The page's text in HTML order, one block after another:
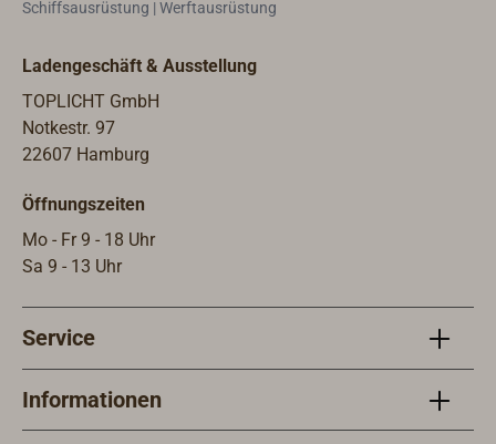
Schiffsausrüstung | Werftausrüstung
Ladengeschäft & Ausstellung
TOPLICHT GmbH
Notkestr. 97
22607 Hamburg
Öffnungszeiten
Mo - Fr 9 - 18 Uhr
Sa 9 - 13 Uhr
Service
Informationen